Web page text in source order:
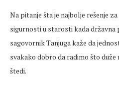
Na pitanje šta je najbolje rešenje
sigurnosti u starosti kada državna
sagovornik Tanjuga kaže da
svakako dobro da radimo što
štedi.